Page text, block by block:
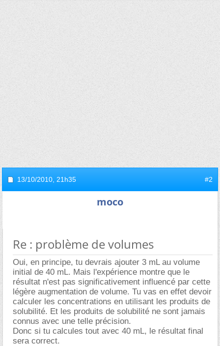
13/10/2010, 21h35 #2
moco
Re : problème de volumes
Oui, en principe, tu devrais ajouter 3 mL au volume
initial de 40 mL. Mais l'expérience montre que le
résultat n'est pas significativement influencé par cette
légère augmentation de volume. Tu vas en effet devoir
calculer les concentrations en utilisant les produits de
solubilité. Et les produits de solubilité ne sont jamais
connus avec une telle précision.
Donc si tu calcules tout avec 40 mL, le résultat final
sera correct.